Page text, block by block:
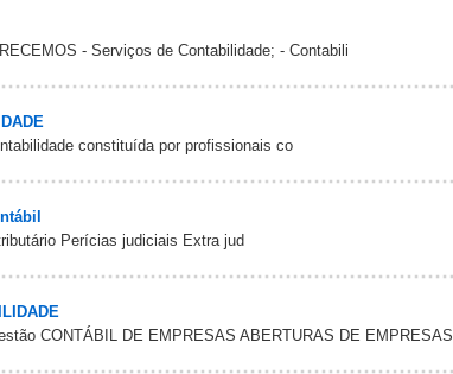
- Serviços de Contabilidade; - Contabili
constituída por profissionais co
Perícias judiciais Extra jud
CONTÁBIL DE EMPRESAS ABERTURAS DE EMPRESAS